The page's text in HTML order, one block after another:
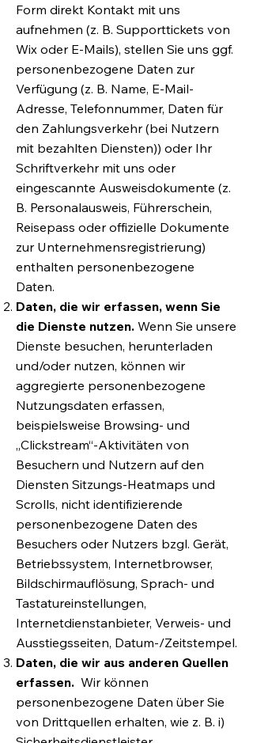
Form direkt Kontakt mit uns
aufnehmen (z. B. Supporttickets von
Wix oder E-Mails), stellen Sie uns ggf.
personenbezogene Daten zur
Verfügung (z. B. Name, E-Mail-
Adresse, Telefonnummer, Daten für
den Zahlungsverkehr (bei Nutzern
mit bezahlten Diensten)) oder Ihr
Schriftverkehr mit uns oder
eingescannte Ausweisdokumente (z.
B. Personalausweis, Führerschein,
Reisepass oder offizielle Dokumente
zur Unternehmensregistrierung)
enthalten personenbezogene
Daten.
Daten, die wir erfassen, wenn Sie
die Dienste nutzen. Wenn Sie unsere
Dienste besuchen, herunterladen
und/oder nutzen, können wir
aggregierte personenbezogene
Nutzungsdaten erfassen,
beispielsweise Browsing- und
„Clickstream“-Aktivitäten von
Besuchern und Nutzern auf den
Diensten Sitzungs-Heatmaps und
Scrolls, nicht identifizierende
personenbezogene Daten des
Besuchers oder Nutzers bzgl. Gerät,
Betriebssystem, Internetbrowser,
Bildschirmauflösung, Sprach- und
Tastatureinstellungen,
Internetdienstanbieter, Verweis- und
Ausstiegsseiten, Datum-/Zeitstempel.
Daten, die wir aus anderen Quellen
erfassen. Wir können
personenbezogene Daten über Sie
von Drittquellen erhalten, wie z. B. i)